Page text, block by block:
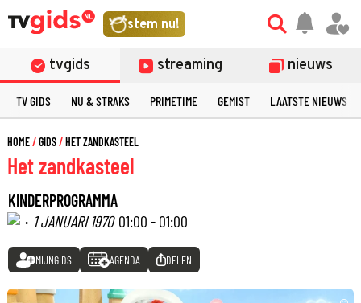
stem nu!
tvgids streaming nieuws
TV GIDS NU & STRAKS PRIMETIME GEMIST LAATSTE NIEUWS
HOME GIDS HET ZANDKASTEEL
Het zandkasteel
KINDERPROGRAMMA
· 1 JANUARI 1970 01:00 - 01:00
MIJNGIDS AGENDA DELEN